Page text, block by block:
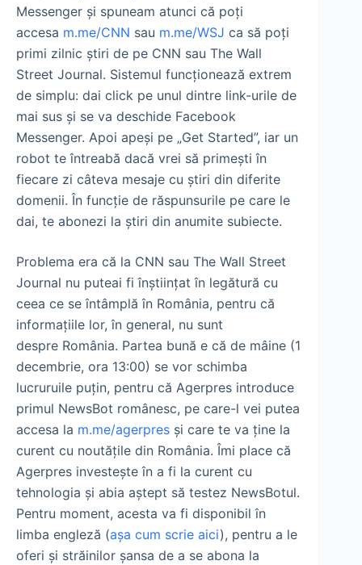
Messenger și spuneam atunci că poți
accesa m.me/CNN sau m.me/WSJ ca să poți
primi zilnic știri de pe CNN sau The Wall
Street Journal. Sistemul funcționează extrem
de simplu: dai click pe unul dintre link-urile de
mai sus și se va deschide Facebook
Messenger. Apoi apeși pe „Get Started”, iar un
robot te întreabă dacă vrei să primești în
fiecare zi câteva mesaje cu știri din diferite
domenii. În funcție de răspunsurile pe care le
dai, te abonezi la știri din anumite subiecte.
Problema era că la CNN sau The Wall Street
Journal nu puteai fi înștiințat în legătură cu
ceea ce se întâmplă în România, pentru că
informațiile lor, în general, nu sunt
despre România. Partea bună e că de mâine (1
decembrie, ora 13:00) se vor schimba
lucruruile puțin, pentru că Agerpres introduce
primul NewsBot românesc, pe care-l vei putea
accesa la m.me/agerpres și care te va ține la
curent cu noutățile din România. Îmi place că
Agerpres investește în a fi la curent cu
tehnologia și abia aștept să testez NewsBotul.
Pentru moment, acesta va fi disponibil în
limba engleză (așa cum scrie aici), pentru a le
oferi și străinilor șansa de a se abona la